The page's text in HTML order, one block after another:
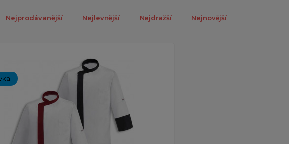
Nejprodávanější Nejlevnější Nejdražší Nejnovější